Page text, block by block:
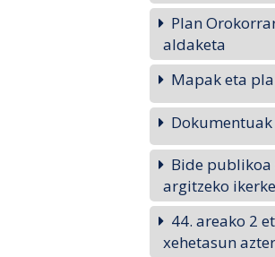
Plan
aldaketa
Mapak eta
Bide publikoa
argitzeko
44. areako 2
xehetasun